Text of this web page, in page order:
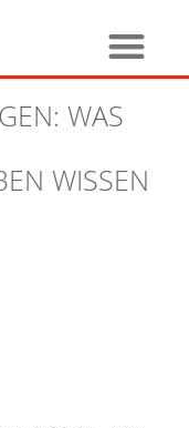
WAS
WISSEN